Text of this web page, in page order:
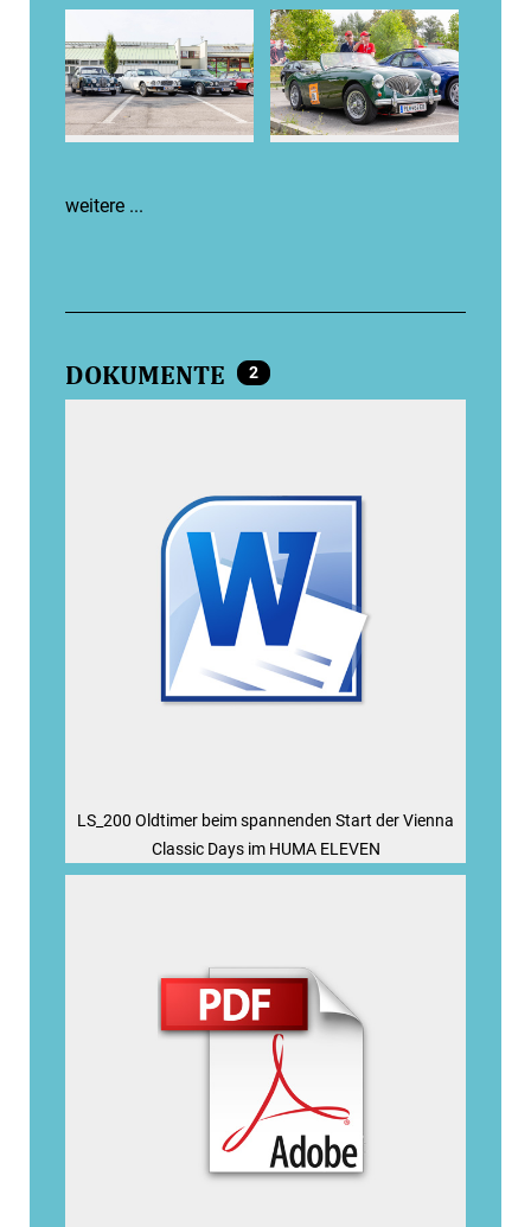
weitere ...
DOKUMENTE 2
LS_200 Oldtimer beim spannenden Start der Vienna
Classic Days im HUMA ELEVEN